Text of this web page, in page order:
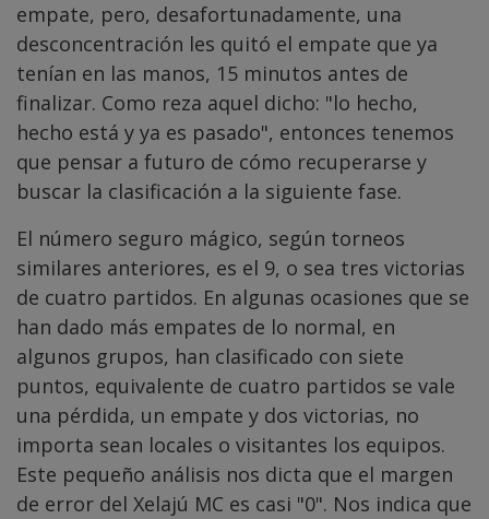
empate, pero, desafortunadamente, una
desconcentración les quitó el empate que ya
tenían en las manos, 15 minutos antes de
finalizar. Como reza aquel dicho: "lo hecho,
hecho está y ya es pasado", entonces tenemos
que pensar a futuro de cómo recuperarse y
buscar la clasificación a la siguiente fase.
El número seguro mágico, según torneos
similares anteriores, es el 9, o sea tres victorias
de cuatro partidos. En algunas ocasiones que se
han dado más empates de lo normal, en
algunos grupos, han clasificado con siete
puntos, equivalente de cuatro partidos se vale
una pérdida, un empate y dos victorias, no
importa sean locales o visitantes los equipos.
Este pequeño análisis nos dicta que el margen
de error del Xelajú MC es casi "0". Nos indica que